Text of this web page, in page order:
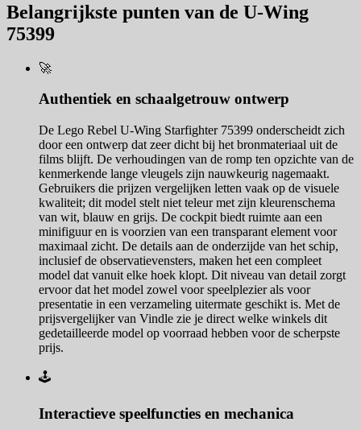
Belangrijkste punten van de U-Wing
75399
🚀
Authentiek en schaalgetrouw ontwerp
De Lego Rebel U-Wing Starfighter 75399 onderscheidt zich
door een ontwerp dat zeer dicht bij het bronmateriaal uit de
films blijft. De verhoudingen van de romp ten opzichte van de
kenmerkende lange vleugels zijn nauwkeurig nagemaakt.
Gebruikers die prijzen vergelijken letten vaak op de visuele
kwaliteit; dit model stelt niet teleur met zijn kleurenschema
van wit, blauw en grijs. De cockpit biedt ruimte aan een
minifiguur en is voorzien van een transparant element voor
maximaal zicht. De details aan de onderzijde van het schip,
inclusief de observatievensters, maken het een compleet
model dat vanuit elke hoek klopt. Dit niveau van detail zorgt
ervoor dat het model zowel voor speelplezier als voor
presentatie in een verzameling uitermate geschikt is. Met de
prijsvergelijker van Vindle zie je direct welke winkels dit
gedetailleerde model op voorraad hebben voor de scherpste
prijs.
🕹️
Interactieve speelfuncties en mechanica